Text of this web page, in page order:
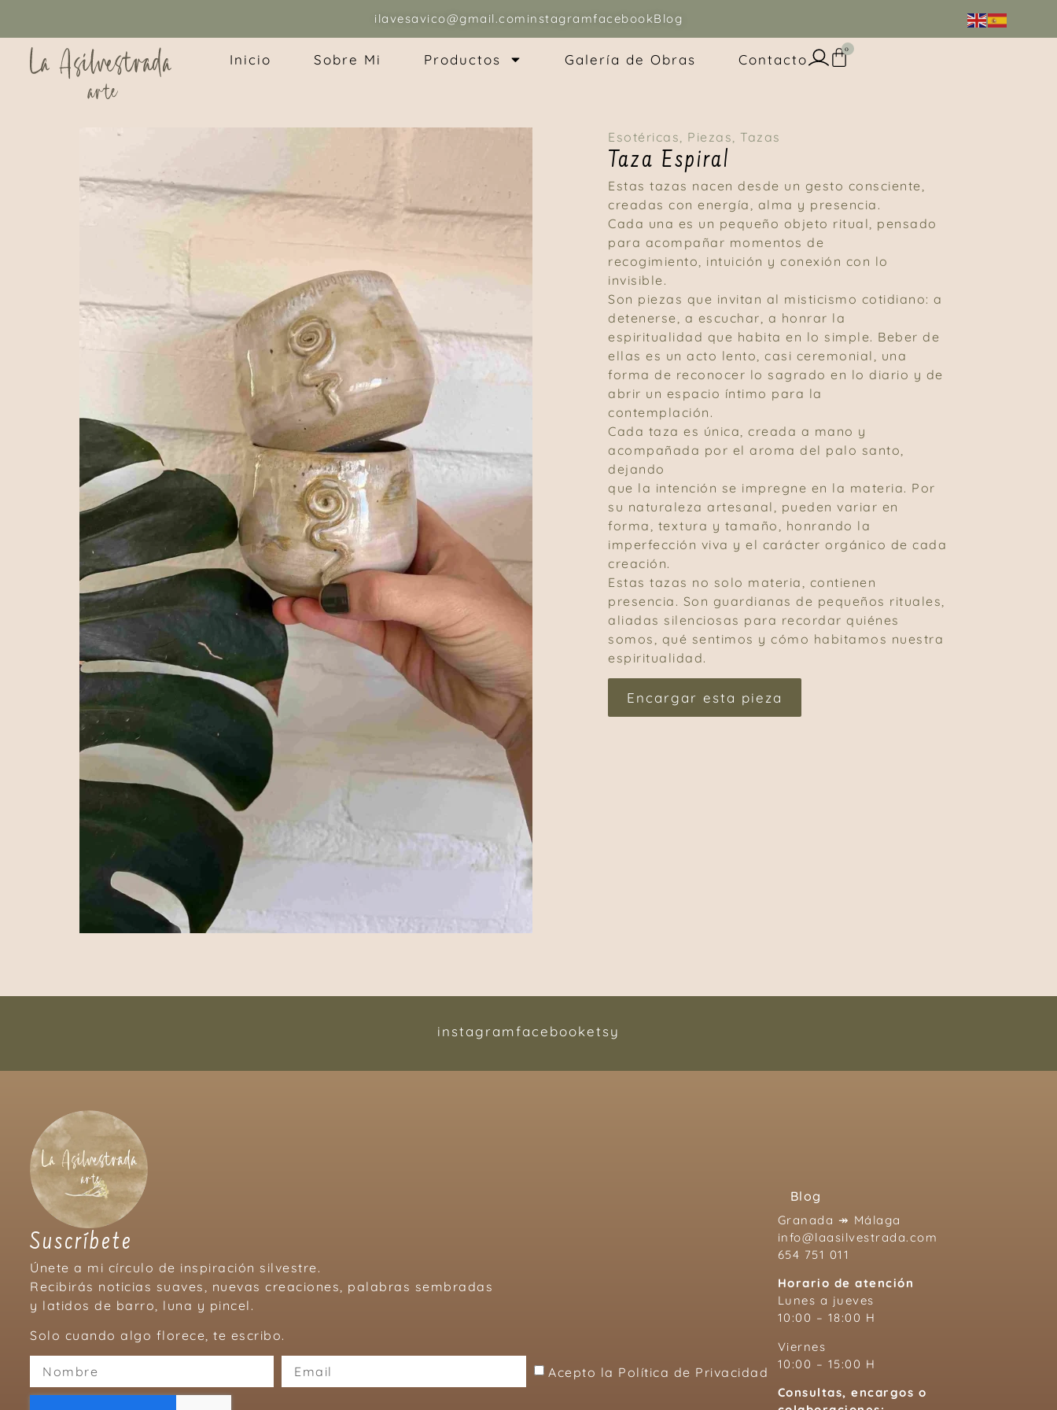
ilavesavico@gmail.com instagramfacebookBlog
Inicio Sobre Mi Productos Galería de Obras Contacto
0
Esotéricas Piezas ,Tazas
Taza Espiral
Estas tazas nacen desde un gesto consciente,
creadas con energía, alma y presencia.
Cada una es un pequeño objeto ritual, pensado
para acompañar momentos de
recogimiento, intuición y conexión con lo
invisible.
Son piezas que invitan al misticismo cotidiano: a
detenerse, a escuchar, a honrar la
espiritualidad que habita en lo simple. Beber de
ellas es un acto lento, casi ceremonial, una
forma de reconocer lo sagrado en lo diario y de
abrir un espacio íntimo para la
contemplación.
Cada taza es única, creada a mano y
acompañada por el aroma del palo santo,
dejando
que la intención se impregne en la materia. Por
su naturaleza artesanal, pueden variar en
forma, textura y tamaño, honrando la
imperfección viva y el carácter orgánico de cada
creación.
Estas tazas no solo materia, contienen
presencia. Son guardianas de pequeños rituales,
aliadas silenciosas para recordar quiénes
somos, qué sentimos y cómo habitamos nuestra
espiritualidad.
Encargar esta pieza
instagramfacebooketsy
Suscríbete
Únete a mi círculo de inspiración silvestre.
Recibirás noticias suaves, nuevas creaciones, palabras sembradas
y latidos de barro, luna y pincel.
Solo cuando algo florece, te escribo.
Acepto la Política de Privacidad
Blog
Granada ↠ Málaga
info@laasilvestrada.com
654 751 011
Horario de atención
Lunes a jueves
10:00 – 18:00 H
Viernes
10:00 – 15:00 H
Consultas, encargos o